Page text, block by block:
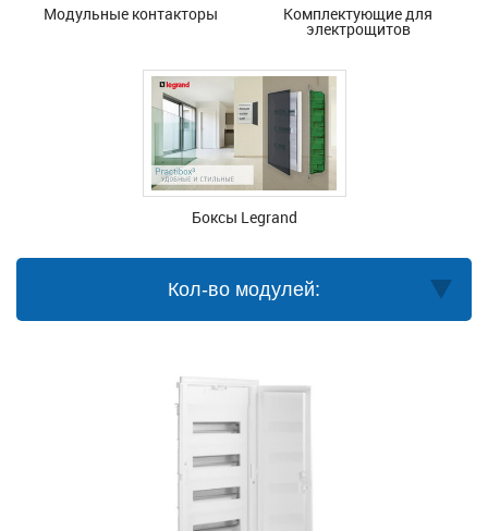
Модульные контакторы Комплектующие для
электрощитов
Боксы Legrand
Кол-во модулей: